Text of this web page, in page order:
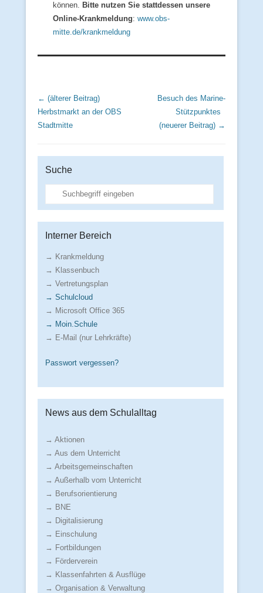
können. Bitte nutzen Sie stattdessen unsere
Online-Krankmeldung: www.obs-
mitte.de/krankmeldung
Beitrags Übersicht
← (älterer Beitrag)
Herbstmarkt an der OBS
Stadtmitte
Besuch des Marine-
Stützpunktes
(neuerer Beitrag) →
Suche
Suche
Interner Bereich
→ Krankmeldung
→ Klassenbuch
→ Vertretungsplan
→ Schulcloud
→ Microsoft Office 365
→ Moin.Schule
→ E-Mail (nur Lehrkräfte)
Passwort vergessen?
News aus dem Schulalltag
→ Aktionen
→ Aus dem Unterricht
→ Arbeitsgemeinschaften
→ Außerhalb vom Unterricht
→ Berufsorientierung
→ BNE
→ Digitalisierung
→ Einschulung
→ Fortbildungen
→ Förderverein
→ Klassenfahrten & Ausflüge
→ Organisation & Verwaltung